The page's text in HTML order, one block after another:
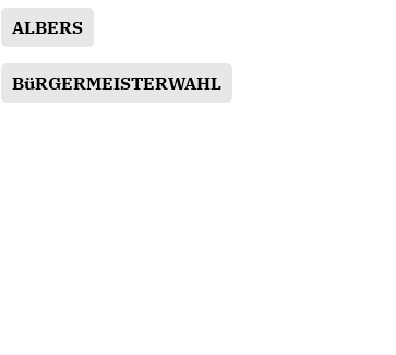
ALBERS
BüRGERMEISTERWAHL